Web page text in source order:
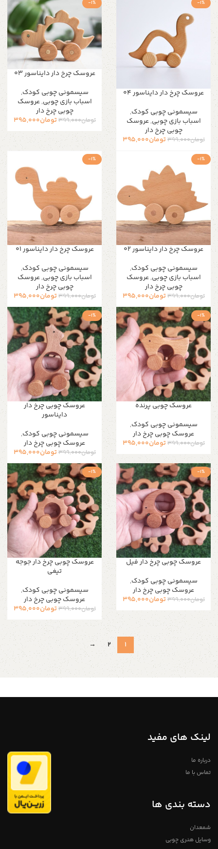
-1%
عروسک چرخ دار دایناسور 04
سیسمونی چوبی کودک,
اسباب بازی چوبی,عروسک
چوبی چرخ دار
تومان399,000تومان395,000
-1%
عروسک چرخ دار دایناسور 03
سیسمونی چوبی کودک,
اسباب بازی چوبی,عروسک
چوبی چرخ دار
تومان399,000تومان395,000
-1%
عروسک چرخ دار دایناسور 02
سیسمونی چوبی کودک,
اسباب بازی چوبی,عروسک
چوبی چرخ دار
تومان399,000تومان395,000
-1%
عروسک چرخ دار دایناسور 01
سیسمونی چوبی کودک,
اسباب بازی چوبی,عروسک
چوبی چرخ دار
تومان399,000تومان395,000
-1%
عروسک چوبی پرنده
سیسمونی چوبی کودک,
عروسک چوبی چرخ دار
تومان399,000تومان395,000
-1%
عروسک چوبی چرخ دار
دایناسور
سیسمونی چوبی کودک,
عروسک چوبی چرخ دار
تومان399,000تومان395,000
-1%
عروسک چوبی چرخ دار فیل
سیسمونی چوبی کودک,
عروسک چوبی چرخ دار
تومان399,000تومان395,000
-1%
عروسک چوبی چرخ دار جوجه
تیغی
سیسمونی چوبی کودک,
عروسک چوبی چرخ دار
تومان399,000تومان395,000
1
2
→
لینک های مفید
درباره ما
تماس با ما
دسته بندی ها
شمعدان
وسایل هنری چوبی